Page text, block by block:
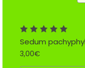
Sedum
3,00€